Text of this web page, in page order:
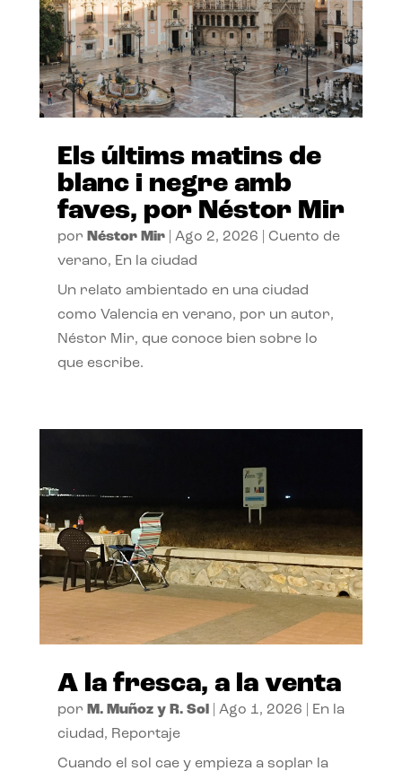
Els últims matins de
blanc i negre amb
faves, por Néstor Mir
por Néstor Mir| Ago 2, 2026
Cuento de
verano, En la ciudad
Un relato ambientado en una ciudad
como Valencia en verano, por un autor,
Néstor Mir, que conoce bien sobre lo
que escribe.
A la fresca, a la venta
por M. Muñoz y R. Sol| Ago 1, 2026
En la
ciudad, Reportaje
Cuando el sol cae y empieza a soplar la